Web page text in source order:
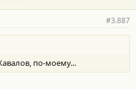
#3.887
по-моему...